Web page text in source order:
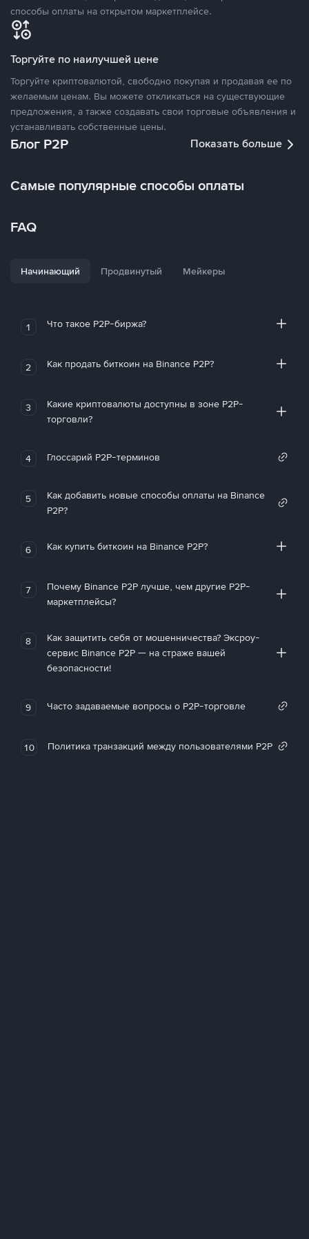
способы оплаты на открытом маркетплейсе.
Торгуйте по наилучшей цене
Торгуйте криптовалютой, свободно покупая и продавая ее по
желаемым ценам. Вы можете откликаться на существующие
предложения, а также создавать свои торговые объявления и
устанавливать собственные цены.
Блог P2P Показать больше
Самые популярные способы оплаты
FAQ
Начинающий Продвинутый Мейкеры
1 Что такое P2P-биржа?
2 Как продать биткоин на Binance P2P?
3
Какие криптовалюты доступны в зоне P2P-
торговли?
4 Глоссарий P2P-терминов
5
Как добавить новые способы оплаты на Binance
P2P?
6 Как купить биткоин на Binance P2P?
7
Почему Binance P2P лучше, чем другие P2P-
маркетплейсы?
8
Как защитить себя от мошенничества? Эксроу-
сервис Binance P2P — на страже вашей
безопасности!
9 Часто задаваемые вопросы о P2P-торговле
10 Политика транзакций между пользователями P2P